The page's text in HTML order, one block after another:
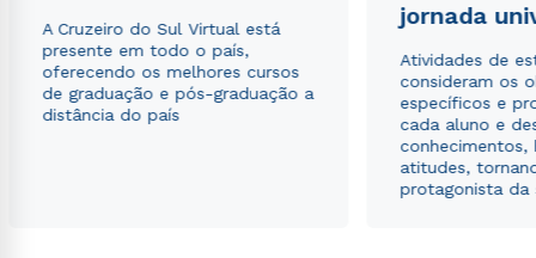
A Cruzeiro do Sul Virtual está
presente em todo o país,
oferecendo os melhores cursos
de graduação e pós-graduação a
distância do país
jornada
Atividades de
consideram os
específicos e
cada aluno e
conhecimentos,
atitudes,
protagonista da